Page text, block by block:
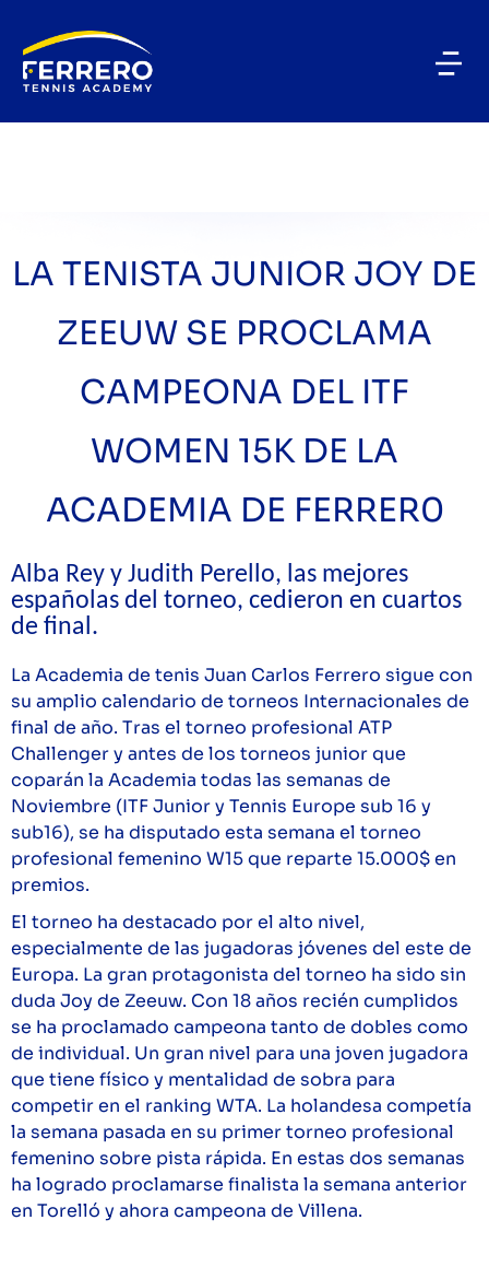
LA TENISTA JUNIOR JOY DE
ZEEUW SE PROCLAMA
CAMPEONA DEL ITF
WOMEN 15K DE LA
ACADEMIA DE FERRER0
Alba Rey y Judith Perello, las mejores
españolas del torneo, cedieron en cuartos
de final.
La Academia de tenis Juan Carlos Ferrero sigue con
su amplio calendario de torneos Internacionales de
final de año. Tras el torneo profesional ATP
Challenger y antes de los torneos junior que
coparán la Academia todas las semanas de
Noviembre (ITF Junior y Tennis Europe sub 16 y
sub16), se ha disputado esta semana el torneo
profesional femenino W15 que reparte 15.000$ en
premios.
El torneo ha destacado por el alto nivel,
especialmente de las jugadoras jóvenes del este de
Europa. La gran protagonista del torneo ha sido sin
duda Joy de Zeeuw. Con 18 años recién cumplidos
se ha proclamado campeona tanto de dobles como
de individual. Un gran nivel para una joven jugadora
que tiene físico y mentalidad de sobra para
competir en el ranking WTA. La holandesa competía
la semana pasada en su primer torneo profesional
femenino sobre pista rápida. En estas dos semanas
ha logrado proclamarse finalista la semana anterior
en Torelló y ahora campeona de Villena.